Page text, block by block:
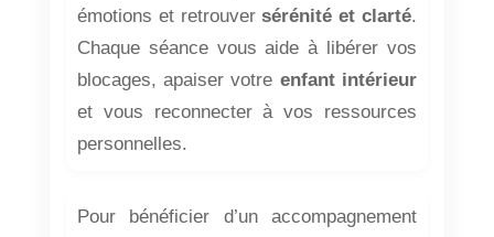
émotions et retrouversérénité et clarté.
Chaque séance vous aide à libérer vos
blocages, apaiser votre enfant intérieur
et vous reconnecter à vos ressources
personnelles.
Pour bénéficier d’un accompagnement